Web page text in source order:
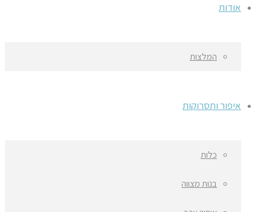
אודות
המלצות
איפור ותסרוקות
כלות
בנות מצווה